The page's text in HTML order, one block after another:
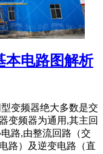
本电路图解析
变频器绝大多数是交
变频器为通用,其主回
路,由整流回路（交
路）及逆变电路（直